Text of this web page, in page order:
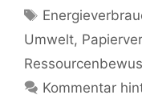
Schlagwörter
Umwelt,
Kommentar